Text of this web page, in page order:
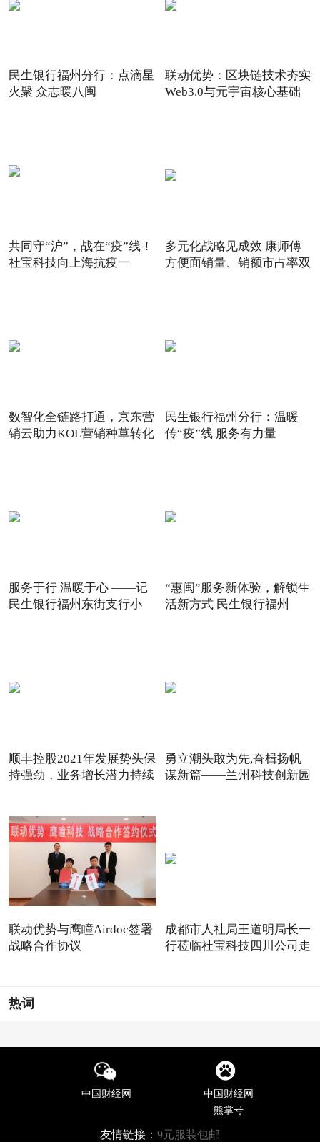
民生银行福州分行：点滴星
火聚 众志暖八闽
联动优势：区块链技术夯实
Web3.0与元宇宙核心基础
共同守“沪”，战在“疫”线！
社宝科技向上海抗疫一
多元化战略见成效 康师傅
方便面销量、销额市占率双
数智化全链路打通，京东营
销云助力KOL营销种草转化
民生银行福州分行：温暖
传“疫”线 服务有力量
服务于行 温暖于心 ——记
民生银行福州东街支行小
“惠闽”服务新体验，解锁生
活新方式 民生银行福州
顺丰控股2021年发展势头保
持强劲，业务增长潜力持续
勇立潮头敢为先,奋楫扬帆
谋新篇——兰州科技创新园
联动优势与鹰瞳Airdoc签署
战略合作协议
成都市人社局王道明局长一
行莅临社宝科技四川公司走
热词
中国财经网
中国财经网
熊掌号
友情链接： 9元服装包邮